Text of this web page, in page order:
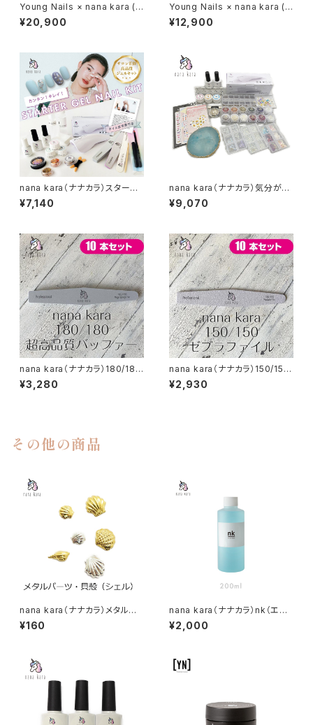
Young Nails × nana kara (ヤ
ングネイルズ × ナナカラ) 選べ
るジェルネイルキット（マグネット
¥20,900
Young Nails × nana kara (ヤ
ングネイルズ × ナナカラ) 選べ
るジェルネイルキット
¥12,900
nana kara（ナナカラ）スタータ
ージェルネイルキット
¥7,140
nana kara（ナナカラ）気分がア
ガる福袋 2024
¥9,070
nana kara（ナナカラ）180/180
超高品質バッファー 10本セット
¥3,280
nana kara（ナナカラ）150/150
ゼブラファイル 10本セット
¥2,930
その他の商品
nana kara（ナナカラ）メタルパ
ーツ・貝殻（シェル）
¥160
nana kara（ナナカラ）nk（エヌ
ケー）ネイルプレップ 200ml
¥2,000